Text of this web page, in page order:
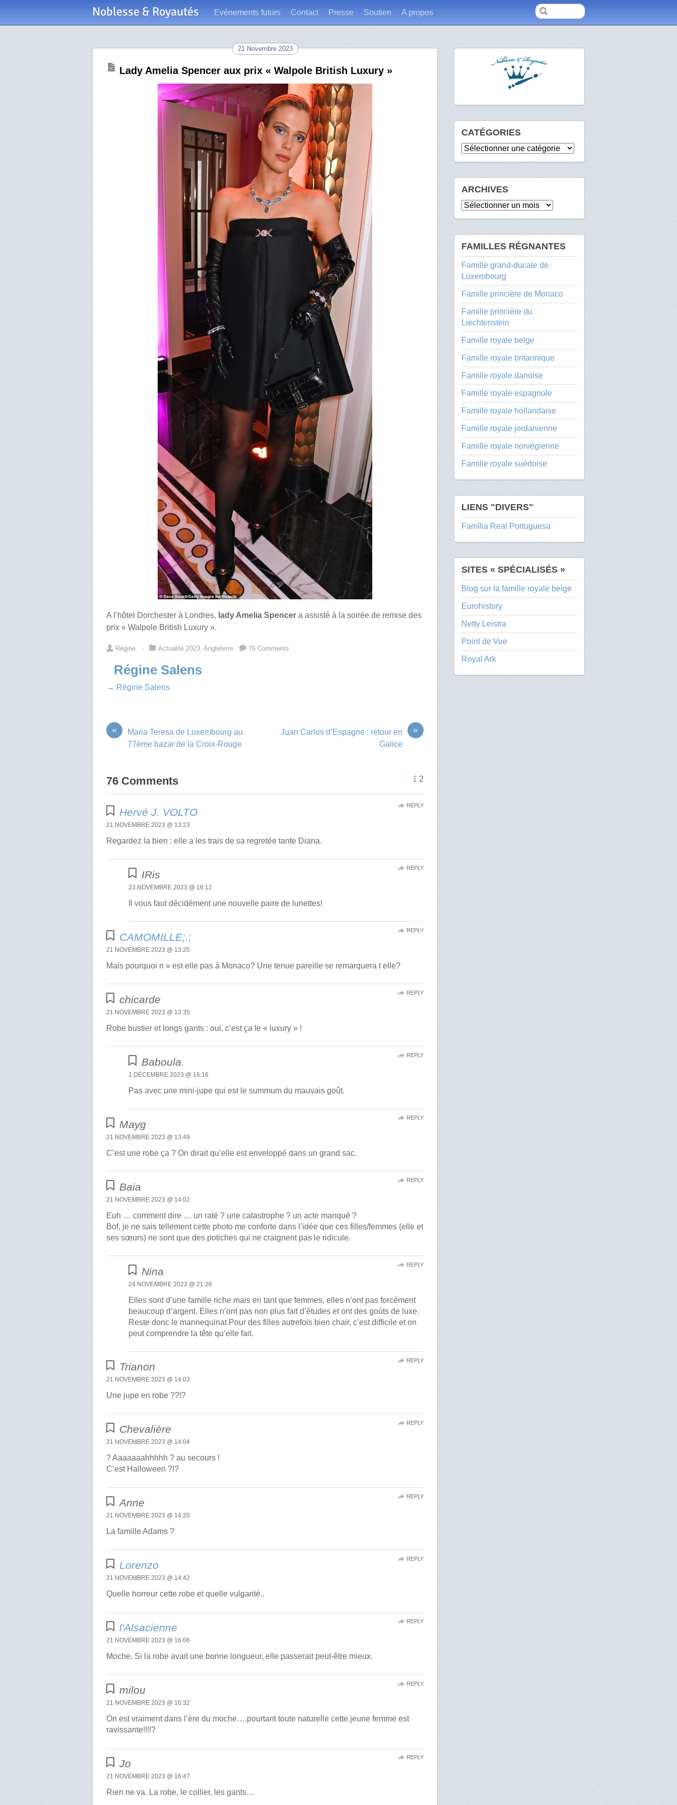
Noblesse & Royautés Evénements futurs Contact Presse Soutien A propos
21 Novembre 2023
Lady Amelia Spencer aux prix « Walpole British Luxury »
A l’hôtel Dorchester à Londres, lady Amelia Spencer a assisté à la soirée de remise des
prix « Walpole British Luxury ».
Régine ⋅ Actualité 2023 ,Angleterre 76 Comments
Régine Salens
→ Régine Salens
«
Maria Teresa de Luxembourg au
77ème bazar de la Croix-Rouge
»
Juan Carlos d’Espagne : retour en
Galice
76 Comments 1 2
Hervé J. VOLTO
21 NOVEMBRE 2023 @ 13:23
Regardez la bien : elle a les trais de sa regretée tante Diana.
REPLY
IRis
23 NOVEMBRE 2023 @ 16:12
Il vous faut décidément une nouvelle paire de lunettes!
REPLY
CAMOMILLE;.;
21 NOVEMBRE 2023 @ 13:25
Mais pourquoi n » est elle pas à Monaco? Une tenue pareille se remarquera t elle?
REPLY
chicarde
21 NOVEMBRE 2023 @ 13:35
Robe bustier et longs gants : oui, c’est ça le « luxury » !
REPLY
Baboula.
1 DÉCEMBRE 2023 @ 16:16
Pas avec une mini-jupe qui est le summum du mauvais goût.
REPLY
Mayg
21 NOVEMBRE 2023 @ 13:49
C’est une robe ça ? On dirait qu’elle est enveloppé dans un grand sac.
REPLY
Baia
21 NOVEMBRE 2023 @ 14:02
Euh … comment dire … un raté ? une catastrophe ? un acte manqué ?
Bof, je ne sais tellement cette photo me conforte dans l’idée que ces filles/femmes (elle et
ses sœurs) ne sont que des potiches qui ne craignent pas le ridicule.
REPLY
Nina
24 NOVEMBRE 2023 @ 21:26
Elles sont d’une famille riche mais en tant que femmes, elles n’ont pas forcément
beaucoup d’argent. Elles n’ont pas non plus fait d’études et ont des goúts de luxe.
Reste donc le mannequinat.Pour des filles autrefois bien chair, c’est difficile et on
peut comprendre la tête qu’elle fait.
REPLY
Trianon
21 NOVEMBRE 2023 @ 14:03
Une jupe en robe ??!?
REPLY
Chevalière
21 NOVEMBRE 2023 @ 14:04
? Aaaaaaahhhhh ? au secours !
C’est Halloween ?!?
REPLY
Anne
21 NOVEMBRE 2023 @ 14:20
La famille Adams ?
REPLY
Lorenzo
21 NOVEMBRE 2023 @ 14:42
Quelle horreur cette robe et quelle vulgarité..
REPLY
l'Alsacienne
21 NOVEMBRE 2023 @ 16:06
Moche. Si la robe avait une bonne longueur, elle passerait peut-être mieux.
REPLY
milou
21 NOVEMBRE 2023 @ 16:32
On est vraiment dans l’ère du moche….pourtant toute naturelle cette jeune femme est
ravissante!!!!?
REPLY
Jo
21 NOVEMBRE 2023 @ 16:47
Rien ne va. La robe, le collier, les gants…
REPLY
CATÉGORIES
Catégories
ARCHIVES
Archives
FAMILLES RÉGNANTES
Famille grand-ducale de
Luxembourg
Famille princière de Monaco
Famille princière du
Liechtenstein
Famille royale belge
Famille royale britannique
Famille royale danoise
Famille royale espagnole
Famille royale hollandaise
Famille royale jordanienne
Famille royale norvégienne
Famille royale suédoise
LIENS "DIVERS"
Família Real Portuguesa
SITES « SPÉCIALISÉS »
Blog sur la famille royale belge
Eurohistory
Netty Leistra
Point de Vue
Royal Ark